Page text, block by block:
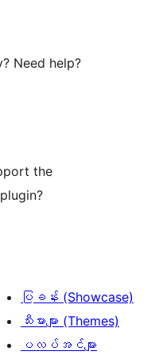
Need help?
the
ပြခန်း (Showcase)
သီးမားများ (Themes)
ပလပ်အင်များ